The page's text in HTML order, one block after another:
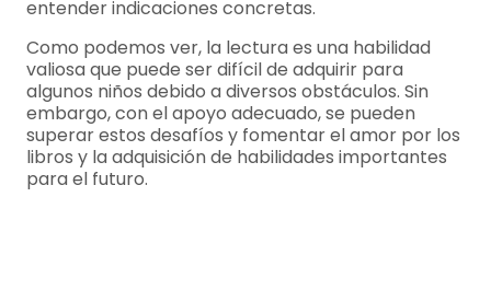
entender indicaciones concretas.
Como podemos ver, la lectura es una habilidad
valiosa que puede ser difícil de adquirir para
algunos niños debido a diversos obstáculos. Sin
embargo, con el apoyo adecuado, se pueden
superar estos desafíos y fomentar el amor por los
libros y la adquisición de habilidades importantes
para el futuro.